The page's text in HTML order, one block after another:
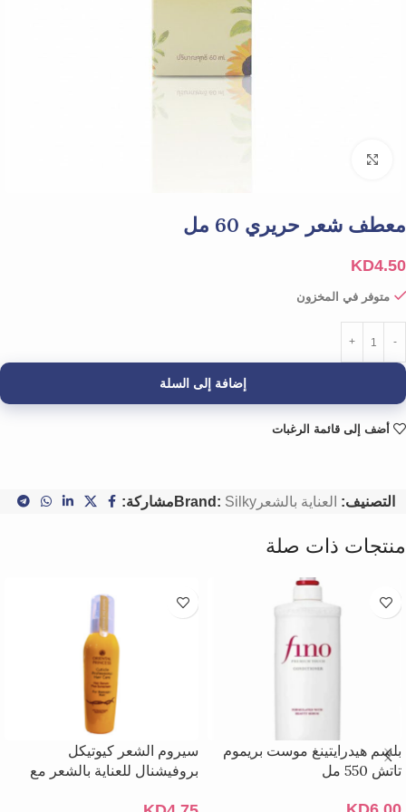
معطف شعر حريري 60 مل
KD4.50
متوفر في المخزون
إضافة إلى السلة
أضف إلى قائمة الرغبات
التصنيف: العناية بالشعر Brand: Silky مشاركة:
منتجات ذات صلة
بلسم هيدرايتينغ موست بريموم
تاتش 550 مل
سيروم الشعر كيوتيكل
بروفيشنال للعناية بالشعر مع